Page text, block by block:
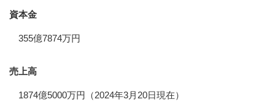
資本金
355億7874万円
売上高
1874億5000万円（2024年3月20日現在）